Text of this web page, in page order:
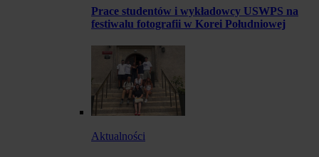
Prace studentów i wykładowcy USWPS na
festiwalu fotografii w Korei Południowej
Aktualności